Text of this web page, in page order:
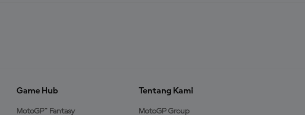
Game Hub
MotoGP™ Fantasy
Tentang Kami
MotoGP Group